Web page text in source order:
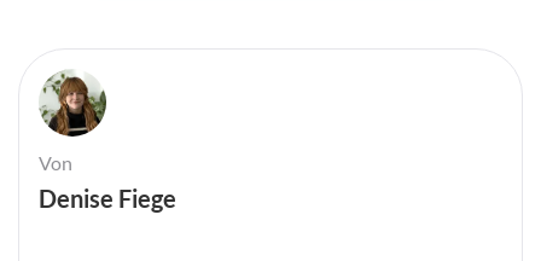
Von
Denise Fiege